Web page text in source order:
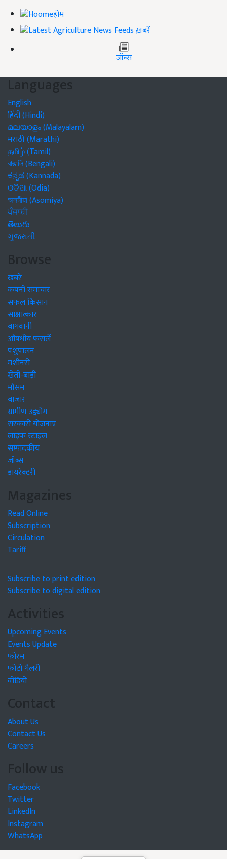
होम
ख़बरें
जॉब्स
Languages
English
हिंदी (Hindi)
മലയാളം (Malayalam)
मराठी (Marathi)
தமிழ் (Tamil)
বাঙালি (Bengali)
ಕನ್ನಡ (Kannada)
ଓଡିଆ (Odia)
অসমীয়া (Asomiya)
ਪੰਜਾਬੀ
తెలుగు
ગુજરાતી
Browse
खबरें
कंपनी समाचार
सफल किसान
साक्षात्कार
बागवानी
औषधीय फसलें
पशुपालन
मशीनरी
खेती-बाड़ी
मौसम
बाजार
ग्रामीण उद्द्योग
सरकारी योजनाएं
लाइफ स्टाइल
सम्पादकीय
जॉब्स
डायरेक्टरी
Magazines
Read Online
Subscription
Circulation
Tariff
Subscribe to print edition
Subscribe to digital edition
Activities
Upcoming Events
Events Update
फोरम
फोटो गैलरी
वीडियो
Contact
About Us
Contact Us
Careers
Follow us
Facebook
Twitter
LinkedIn
Instagram
WhatsApp